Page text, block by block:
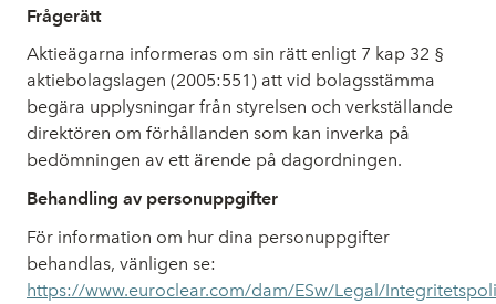
Frågerätt
Aktieägarna informeras om sin rätt enligt 7 kap 32 §
aktiebolagslagen (2005:551) att vid bolagsstämma
begära upplysningar från styrelsen och verkställande
direktören om förhållanden som kan inverka på
bedömningen av ett ärende på dagordningen.
Behandling av personuppgifter
För information om hur dina personuppgifter
behandlas, vänligen se:
https://www.euroclear.com/dam/ESw/Legal/